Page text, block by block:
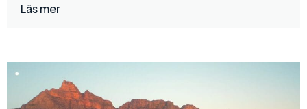
Läs mer